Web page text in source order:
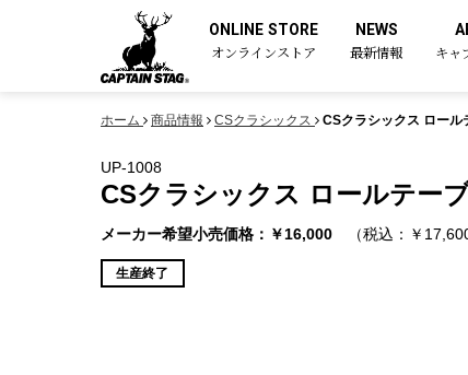
ONLINE STORE
オンラインストア
NEWS
最新情報 キャ
ホーム 商品情報 CSクラシックス CSクラシックス ロール
UP-1008
CSクラシックス ロールテー
メーカー希望小売価格：￥16,000 （税込：￥
生産終了